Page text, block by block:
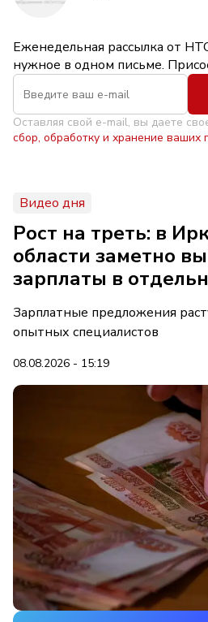
Еженедельная рассылка от
нужное в одном письме.
Оставляя свой e-mail, вы даете
сбор, обработку и хранение ваших
Видео дня
Рост на треть: в
области заметно
зарплаты в
Зарплатные предложения
опытных специалистов
08.08.2026 - 15:19